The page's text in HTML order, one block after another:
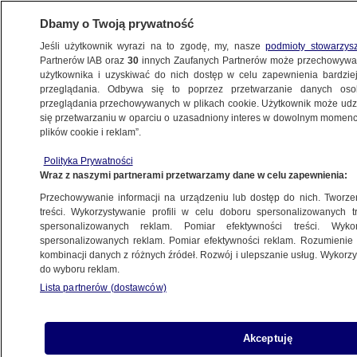
BIZNES
MOTO
droższe
28.01.2023, 09:30
Udostępnij
Dbamy o Twoją prywatność
Jeśli użytkownik wyrazi na to zgodę, my, naszepodmioty
Partnerów IAB oraz30 innych Zaufanych Partnerów może
użytkownika i uzyskiwać do nich dostęp w celu zapewnienia
przeglądania. Odbywa się to poprzez przetwarzanie danych
przeglądania przechowywanych w plikach cookie. Użytkownik może
się przetwarzaniu w oparciu o uzasadniony interes w dowolnym
plików cookie i reklam”.
Polityka Prywatności
Wraz z naszymi partnerami przetwarzamy dane w celu zapewnienia:
Przechowywanie informacji na urządzeniu lub dostęp do nich.
treści. Wykorzystywanie profili w celu doboru spersonalizowanych
spersonalizowanych reklam. Pomiar efektywności treści.
spersonalizowanych reklam. Pomiar efektywności reklam.
kombinacji danych z różnych źródeł. Rozwój i ulepszanie usług.
do wyboru reklam.
Lista partnerów (dostawców)
Akceptuję